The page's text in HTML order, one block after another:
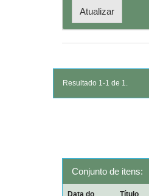
Resultado 1-1 de 1.
Conjunto de itens:
Data do Título